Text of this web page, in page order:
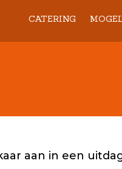
CATERING
BBQ
HAPJES
aan in een